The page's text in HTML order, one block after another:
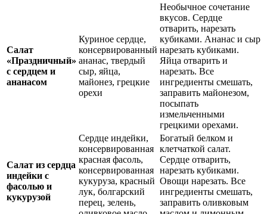
Салат
«Праздничный»
с сердцем и
ананасом
Куриное сердце,
консервированный
ананас, твердый
сыр, яйца,
майонез, грецкие
орехи
Необычное сочетание
вкусов. Сердце
отварить, нарезать
кубиками. Ананас и сыр
нарезать кубиками.
Яйца отварить и
нарезать. Все
ингредиенты смешать,
заправить майонезом,
посыпать
измельченными
грецкими орехами.
Салат из сердца
индейки с
фасолью и
кукурузой
Сердце индейки,
консервированная
красная фасоль,
консервированная
кукуруза, красный
лук, болгарский
перец, зелень,
Богатый белком и
клетчаткой салат.
Сердце отварить,
нарезать кубиками.
Овощи нарезать. Все
ингредиенты смешать,
заправить оливковым